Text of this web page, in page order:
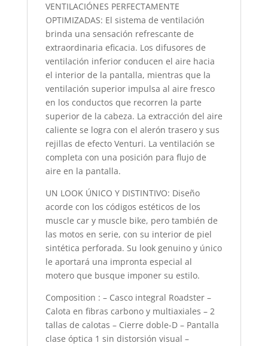
VENTILACIÓNES PERFECTAMENTE
OPTIMIZADAS: El sistema de ventilación
brinda una sensación refrescante de
extraordinaria eficacia. Los difusores de
ventilación inferior conducen el aire hacia
el interior de la pantalla, mientras que la
ventilación superior impulsa al aire fresco
en los conductos que recorren la parte
superior de la cabeza. La extracción del aire
caliente se logra con el alerón trasero y sus
rejillas de efecto Venturi. La ventilación se
completa con una posición para flujo de
aire en la pantalla.
UN LOOK ÚNICO Y DISTINTIVO: Diseño
acorde con los códigos estéticos de los
muscle car y muscle bike, pero también de
las motos en serie, con su interior de piel
sintética perforada. Su look genuino y único
le aportará una impronta especial al
motero que busque imponer su estilo.
Composition : – Casco integral Roadster –
Calota en fibras carbono y multiaxiales – 2
tallas de calotas – Cierre doble-D – Pantalla
clase óptica 1 sin distorsión visual –